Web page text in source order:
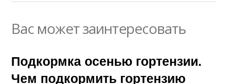
Вас может заинтересовать
Подкормка осенью гортензии.
Чем подкормить гортензию